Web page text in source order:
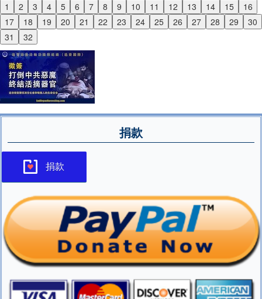
1 2 3 4 5 6 7 8 9 10 11 12 13 14 15
16
17
18 19 20 21 22 23 24 25 26 27 28 29
30
31
32
Previous
Next
捐款
捐款